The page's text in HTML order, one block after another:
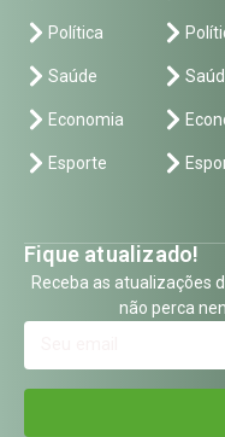
Política
Saúde
Economia
Esporte
Fique atualizado!
Receba as atualizações
não perca